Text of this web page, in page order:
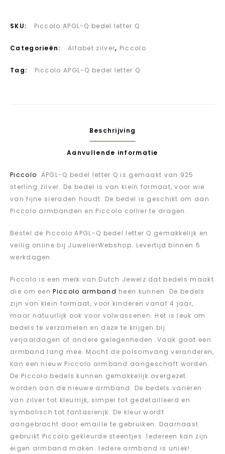
SKU: Piccolo APGL-Q bedel letter Q
Categorieën: Alfabet zilver, Piccolo
Tag: Piccolo APGL-Q bedel letter Q
Beschrijving
Aanvullende informatie
Piccolo APGL-Q bedel letter Q is gemaakt van 925
sterling zilver. De bedel is van klein formaat, voor wie
van fijne sieraden houdt. De bedel is geschikt om aan
Piccolo armbanden en Piccolo collier te dragen.
Bestel de Piccolo APGL-Q bedel letter Q gemakkelijk en
veilig online bij JuwelierWebshop. Levertijd binnen 5
werkdagen.
Piccolo is een merk van Dutch Jewelz dat bedels maakt
die om eenPiccolo armband heen kunnen. De bedels
zijn van klein formaat, voor kinderen vanaf 4 jaar,
maar natuurlijk ook voor volwassenen. Het is leuk om
bedels te verzamelen en deze te krijgen bij
verjaardagen of andere gelegenheden. Vaak gaat een
armband lang mee. Mocht de polsomvang veranderen,
kan een nieuw Piccolo armband aangeschaft worden.
De Piccolo bedels kunnen gemakkelijk overgezet
worden aan de nieuwe armband. De bedels variëren
van zilver tot kleurrijk, simpel tot gedetailleerd en
symbolisch tot fantasierijk. De kleur wordt
aangebracht door emaille te gebruiken. Daarnaast
gebruikt Piccolo gekleurde steentjes. Iedereen kan zijn
eigen armband maken. Iedere armband is uniek!